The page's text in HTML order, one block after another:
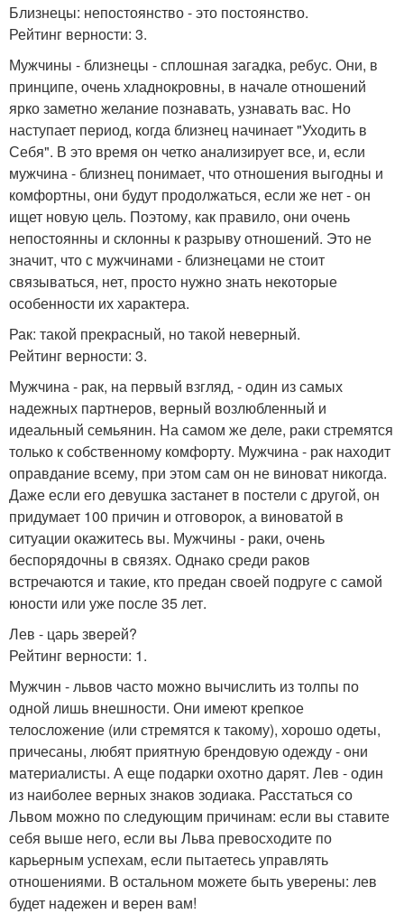
Близнецы: непостоянство - это постоянство.
Рейтинг верности: 3.
Мужчины - близнецы - сплошная загадка, ребус. Они, в
принципе, очень хладнокровны, в начале отношений
ярко заметно желание познавать, узнавать вас. Но
наступает период, когда близнец начинает "Уходить в
Себя". В это время он четко анализирует все, и, если
мужчина - близнец понимает, что отношения выгодны и
комфортны, они будут продолжаться, если же нет - он
ищет новую цель. Поэтому, как правило, они очень
непостоянны и склонны к разрыву отношений. Это не
значит, что с мужчинами - близнецами не стоит
связываться, нет, просто нужно знать некоторые
особенности их характера.
Рак: такой прекрасный, но такой неверный.
Рейтинг верности: 3.
Мужчина - рак, на первый взгляд, - один из самых
надежных партнеров, верный возлюбленный и
идеальный семьянин. На самом же деле, раки стремятся
только к собственному комфорту. Мужчина - рак находит
оправдание всему, при этом сам он не виноват никогда.
Даже если его девушка застанет в постели с другой, он
придумает 100 причин и отговорок, а виноватой в
ситуации окажитесь вы. Мужчины - раки, очень
беспорядочны в связях. Однако среди раков
встречаются и такие, кто предан своей подруге с самой
юности или уже после 35 лет.
Лев - царь зверей?
Рейтинг верности: 1.
Мужчин - львов часто можно вычислить из толпы по
одной лишь внешности. Они имеют крепкое
телосложение (или стремятся к такому), хорошо одеты,
причесаны, любят приятную брендовую одежду - они
материалисты. А еще подарки охотно дарят. Лев - один
из наиболее верных знаков зодиака. Расстаться со
Львом можно по следующим причинам: если вы ставите
себя выше него, если вы Льва превосходите по
карьерным успехам, если пытаетесь управлять
отношениями. В остальном можете быть уверены: лев
будет надежен и верен вам!